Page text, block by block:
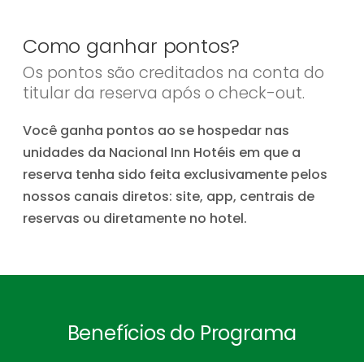
Como ganhar pontos?
Os pontos são creditados na conta do
titular da reserva após o check-out.
Você ganha pontos ao se hospedar nas
unidades da Nacional Inn Hotéis em que a
reserva tenha sido feita exclusivamente pelos
nossos canais diretos: site, app, centrais de
reservas ou diretamente no hotel.
Benefícios do Programa